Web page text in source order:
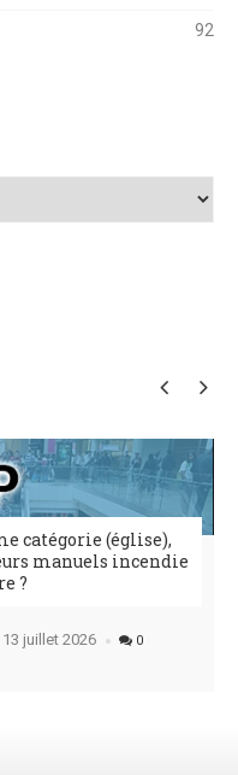
92
catégorie (église),
manuels incendie
?
13 juillet 2026 0